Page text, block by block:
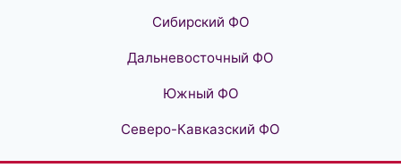
Сибирский ФО
Дальневосточный ФО
Южный ФО
Северо-Кавказский ФО